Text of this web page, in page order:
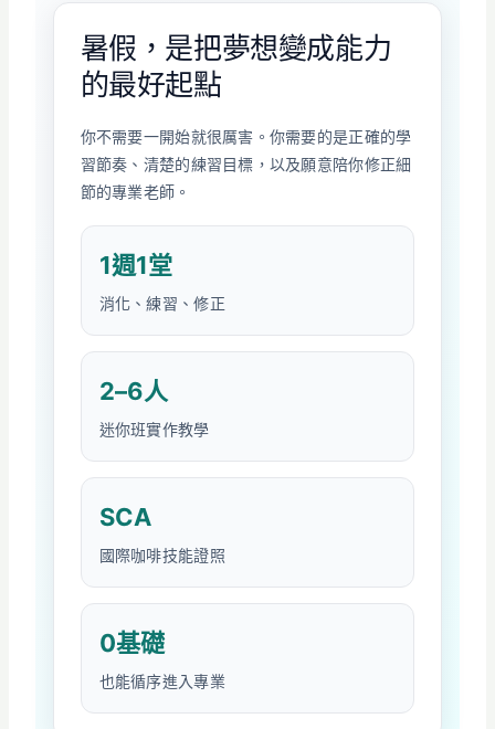
暑假，是把夢想變成能力
的最好起點
你不需要一開始就很厲害。你需要的是正確的學
習節奏、清楚的練習目標，以及願意陪你修正細
節的專業老師。
1週1堂
消化、練習、修正
2–6人
迷你班實作教學
SCA
國際咖啡技能證照
0基礎
也能循序進入專業